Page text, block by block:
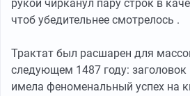
рукой чирканул пару строк в
чтоб убедительнее смотрелось .
Трактат был расшарен для
следующем 1487 году: заголовок
имела феноменальный успех на